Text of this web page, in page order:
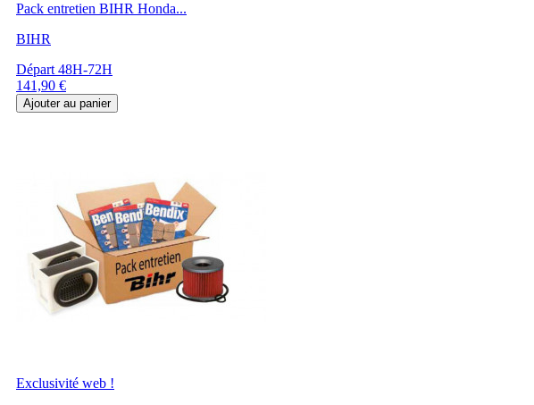
Pack entretien BIHR Honda...
BIHR
Départ 48H-72H
Prix
141,90 €
Ajouter au panier
Exclusivité web !